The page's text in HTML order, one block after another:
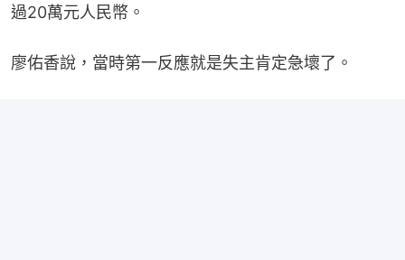
過20萬元人民幣。
廖佑香說，當時第一反應就是失主肯定急壞了。